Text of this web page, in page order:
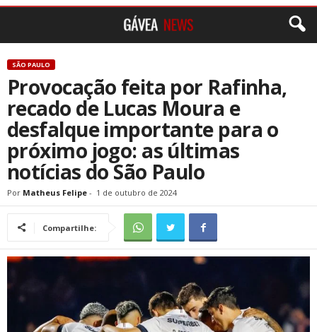
SÃO PAULO
Provocação feita por Rafinha,
recado de Lucas Moura e
desfalque importante para o
próximo jogo: as últimas
notícias do São Paulo
Por Matheus Felipe - 1 de outubro de 2024
Compartilhe: